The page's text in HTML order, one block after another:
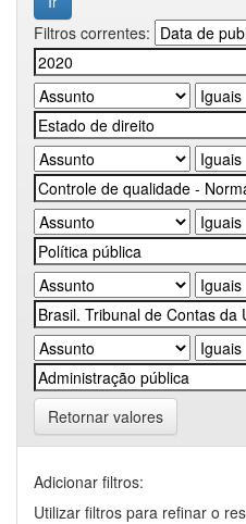
Filtros correntes:
Retornar valores
Adicionar filtros:
Utilizar filtros para refinar o